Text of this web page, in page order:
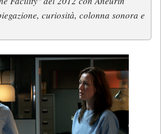
curiosità, colonna sonora e